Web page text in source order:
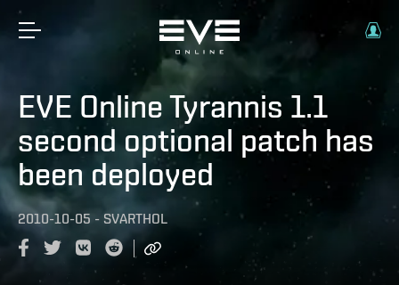
EVE Online Tyrannis 1.1
second optional patch has
been deployed
2010-10-05 - SVARTHOL